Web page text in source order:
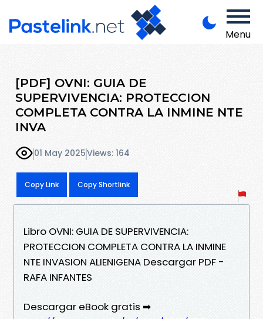
Menu
[PDF] OVNI: GUIA DE
SUPERVIVENCIA: PROTECCION
COMPLETA CONTRA LA INMINE NTE
INVA
01 May 2025Views: 164
Copy Link Copy Shortlink
Libro OVNI: GUIA DE SUPERVIVENCIA:
PROTECCION COMPLETA CONTRA LA INMINE
NTE INVASION ALIENIGENA Descargar PDF -
RAFA INFANTES
Descargar eBook gratis ➡